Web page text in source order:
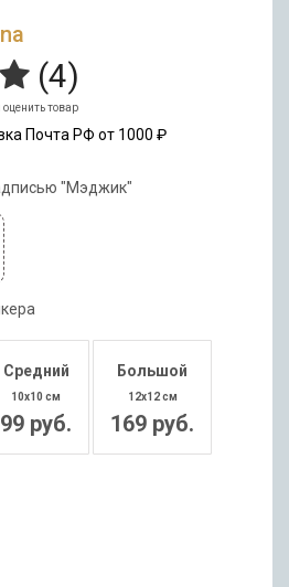
(4)
товар
Почта РФ от 1000 ₽
"Мэджик"
Средний
10x10 см
99 руб.
Большой
12x12 см
169 руб.